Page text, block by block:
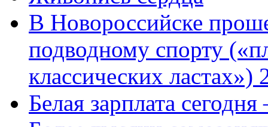
В Новороссийске
подводному спорту
классических ластах»)
Белая зарплата